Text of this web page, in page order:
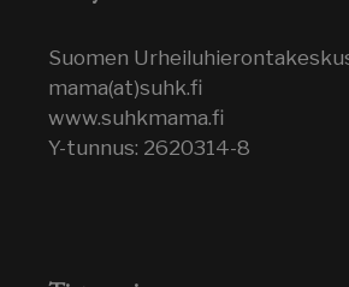
Suomen
mama(at)suhk.fi
www.suhkmama.fi
Y-tunnus: 2620314-8
sbjs_first_add
sbjs_current